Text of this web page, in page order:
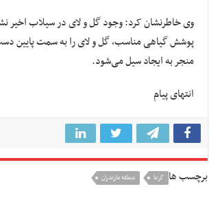
وی خاطرنشان کرد: وجود گل و لای در سیلاب اخیر
پوشش گیاهی مناسب، گل و لای را به سمت پایین
منجر به ایجاد سیل می‌شود.
انتهای پیام
برچسب ها گرما منطقه مازندران